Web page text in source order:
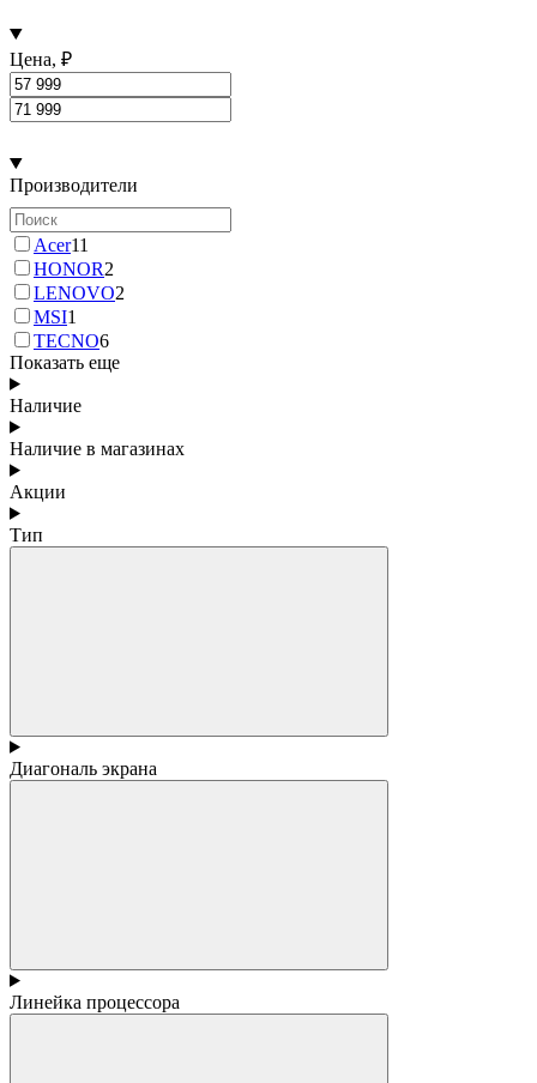
Цена, ₽
Производители
Acer11
HONOR2
LENOVO2
MSI1
TECNO6
Показать еще
Наличие
Наличие в магазинах
Акции
Тип
Диагональ экрана
Линейка процессора